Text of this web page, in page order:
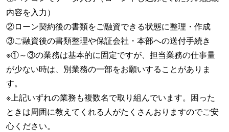
内容を入力）
②ローン契約後の書類をご融資できる状態に整理・作成
③ご融資後の書類整理や保証会社・本部への送付手続き
※①～③の業務は基本的に固定ですが、担当業務の仕事量
が少ない時は、別業務の一部をお願いすることがありま
す。
※上記いずれの業務も複数名で取り組んでいます。困った
ときは周囲に教えてくれる人がたくさんおりますのでご安
心ください。